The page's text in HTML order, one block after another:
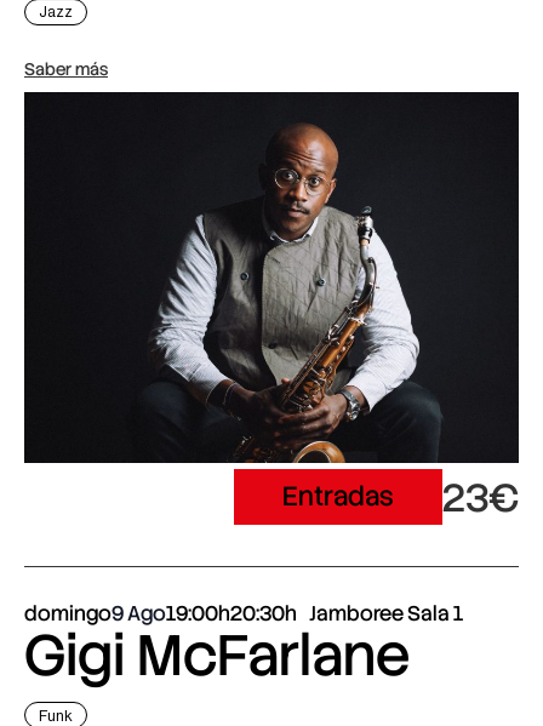
Jazz
Saber más
Entradas 23€
domingo9 Ago19:00h20:30h Jamboree Sala 1
Gigi McFarlane
Funk